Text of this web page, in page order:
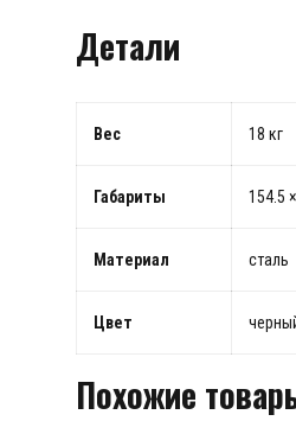
Детали
Вес 18 кг
Габариты 154.5
Материал сталь
Цвет
Похожие